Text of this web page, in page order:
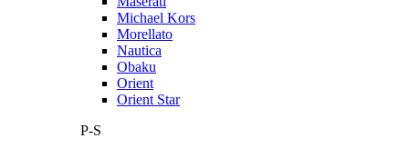
Michael Kors
Morellato
Nautica
Obaku
Orient
Orient Star
P-S